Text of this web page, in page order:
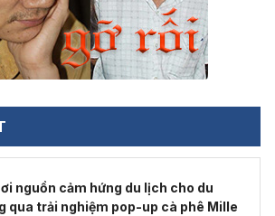
nguồn cảm hứng du lịch cho du
qua trải nghiệm pop-up cà phê Mille